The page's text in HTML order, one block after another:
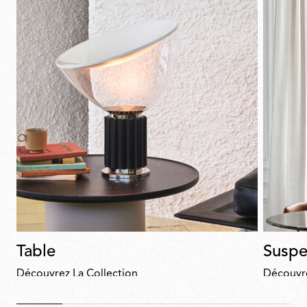
Table
Découvrez La Collection